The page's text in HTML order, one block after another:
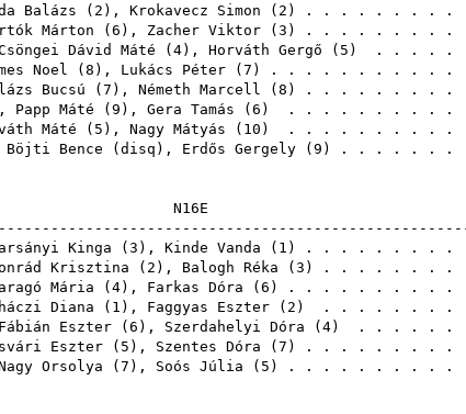
Balázs ( 2 ), Krokavecz Simon ( 2 ) . . . . . . . . . .
Márton ( 6 ), Zacher Viktor ( 3 ) . . . . . . . . . .
Dávid Máté ( 4), Horváth Gergő ( 5 ) . . . . . .
Noel ( 8 ), Lukács Péter ( 7 ) . . . . . . . . . . . .
Bucsú ( 7 ), Németh Marcell ( 8 ) . . . . . . . . . .
Papp Máté ( 9 ), Gera Tamás ( 6 ) . . . . . . . . . . .
Máté ( 5 ), Nagy Mátyás ( 10 ) . . . . . . . . . . .
Böjti Bence ( disq ), Erdős Gergely ( 9 ) . . . . . . .
Kinga ( 3 ), Kinde Vanda ( 1 ) . . . . . . . . . .
Krisztina ( 2 ), Balogh Réka ( 3 ) . . . . . . . . .
Mária ( 4), Farkas Dóra ( 6 ) . . . . . . . . . . .
Diana ( 1 ), Faggyas Eszter ( 2 ) . . . . . . . . .
Fábián Eszter ( 6 ), Szerdahelyi Dóra ( 4) . . . . . . .
Eszter ( 5 ), Szentes Dóra ( 7 ) . . . . . . . . . .
Orsolya ( 7 ), Soós Júlia ( 5 ) . . . . . . . . . . .